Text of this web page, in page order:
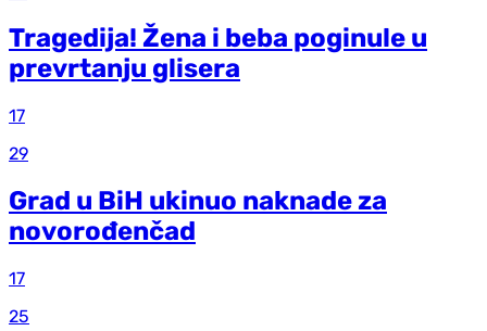
Tragedija! Žena i beba poginule u
prevrtanju glisera
17
29
Grad u BiH ukinuo naknade za
novorođenčad
17
25